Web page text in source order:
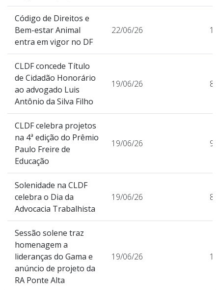
Código de Direitos e
Bem-estar Animal
entra em vigor no DF
22/06/26
CLDF concede Título
de Cidadão Honorário
ao advogado Luis
Antônio da Silva Filho
19/06/26
CLDF celebra projetos
na 4ª edição do Prêmio
Paulo Freire de
Educação
19/06/26
Solenidade na CLDF
celebra o Dia da
Advocacia Trabalhista
19/06/26
Sessão solene traz
homenagem a
lideranças do Gama e
anúncio de projeto da
RA Ponte Alta
19/06/26